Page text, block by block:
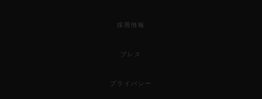
採用情報
プレス
プライバシー